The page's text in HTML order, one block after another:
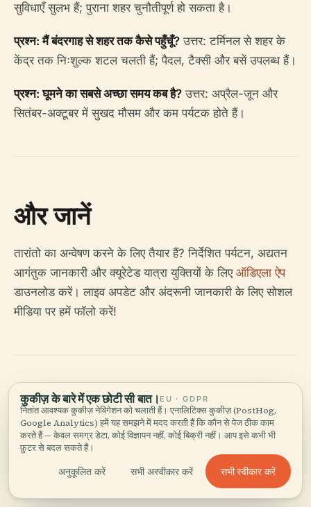
सुविधाएँ सुलभ हैं; पुराना शहर चुनौतीपूर्ण हो सकता है।
प्रश्न: मैं बंदरगाह से शहर तक कैसे पहुँचूँ? उत्तर: टर्मिनल से शहर के
केंद्र तक निःशुल्क शटल चलती हैं; पैदल, टैक्सी और बसें उपलब्ध हैं।
प्रश्न: घूमने का सबसे अच्छा समय कब है? उत्तर: अप्रैल-जून और
सितंबर-अक्टूबर में सुखद मौसम और कम पर्यटक होते हैं।
और जानें
तारांतो का अन्वेषण करने के लिए तैयार हैं? निर्देशित पर्यटन, अद्यतन
आगंतुक जानकारी और क्यूरेटेड यात्रा युक्तियों के लिए ऑडिएला ऐप
डाउनलोड करें। लाइव अपडेट और अंदरूनी जानकारी के लिए सोशल
मीडिया पर हमें फॉलो करें!
ऐप में पूरी कहानी सुनें
कुकीज़ के बारे में एक छोटी सी बात। EU · GDPR
नितांत आवश्यक कुकीज़ नेविगेशन को चलाती हैं। एनालिटिक्स कुकीज़ (PostHog,
Google Analytics) हमें यह समझने में मदद करती हैं कि कौन से पेज ठीक काम
करते हैं — केवल समग्र डेटा, कोई विज्ञापन नहीं, कोई बिक्री नहीं। आप इसे कभी भी
फ़ुटर से बदल सकते हैं।
अनुकूलित करें सभी अस्वीकार करें सभी स्वीकार करें